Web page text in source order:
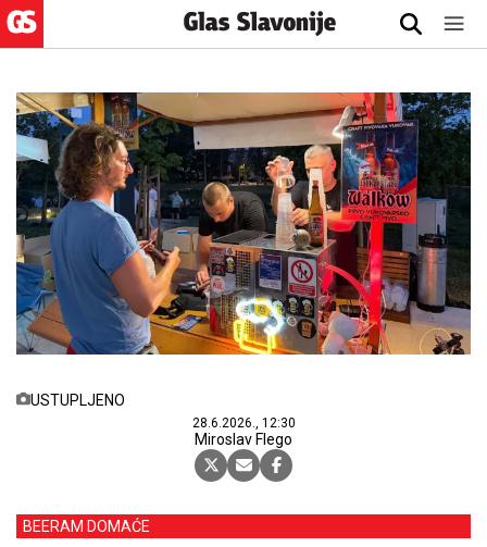
USTUPLJENO
28.6.2026., 12:30
Miroslav Flego
BEERAM DOMAĆE